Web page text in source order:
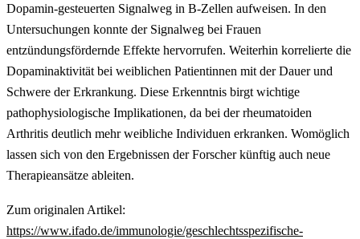
Dopamin-gesteuerten Signalweg in B-Zellen aufweisen. In den
Untersuchungen konnte der Signalweg bei Frauen
entzündungsfördernde Effekte hervorrufen. Weiterhin korrelierte die
Dopaminaktivität bei weiblichen Patientinnen mit der Dauer und
Schwere der Erkrankung. Diese Erkenntnis birgt wichtige
pathophysiologische Implikationen, da bei der rheumatoiden
Arthritis deutlich mehr weibliche Individuen erkranken. Womöglich
lassen sich von den Ergebnissen der Forscher künftig auch neue
Therapieansätze ableiten.
Zum originalen Artikel:
https://www.ifado.de/immunologie/geschlechtsspezifische-